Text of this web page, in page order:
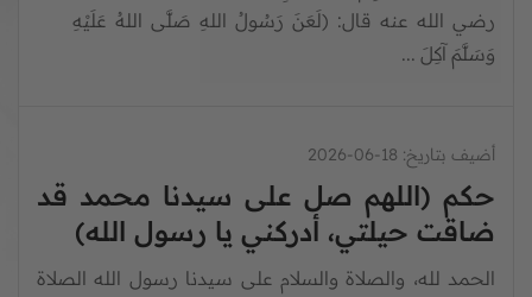
رضي الله عنه قال: (لَعَنَ رَسُولُ اللهِ صَلَّى اللهُ عَلَيْهِ
وَسَلَّمَ آكِلَ ...
أضيف بتاريخ: 18-06-2026
حكم (اللهم صل على سيدنا محمد قد
ضاقت حيلتي، أدركني يا رسول الله)
الحمد لله، والصلاة والسلام على سيدنا رسول الله الصلاة